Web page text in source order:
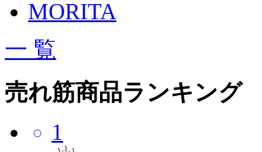
一 覧
売れ筋商品ランキング
1